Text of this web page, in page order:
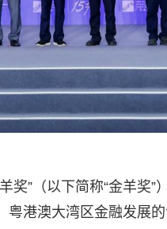
奖”（以下简称“金羊奖
粤港澳大湾区金融发展